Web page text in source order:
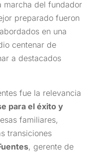
marcha del fundador
preparado fueron
en una
centenar de
a destacados
fue la relevancia
para el éxito y
familiares,
transiciones
, gerente de